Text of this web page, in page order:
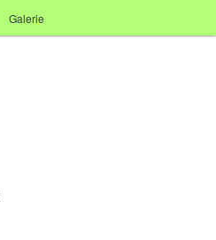
Galerie